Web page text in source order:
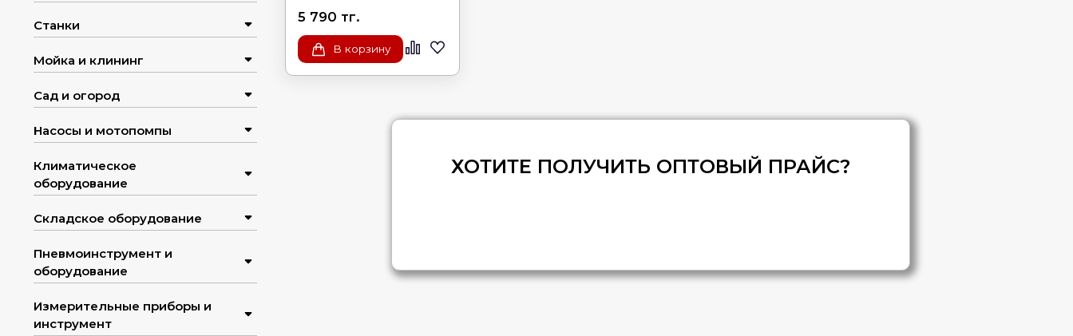
5 790 тг.
В корзину
ХОТИТЕ ПОЛУЧИТЬ ОПТОВЫЙ ПРАЙС?
Станки
Мойка и клининг
Сад и огород
Насосы и мотопомпы
Климатическое
оборудование
Складское оборудование
Пневмоинструмент и
оборудование
Измерительные приборы и
инструмент